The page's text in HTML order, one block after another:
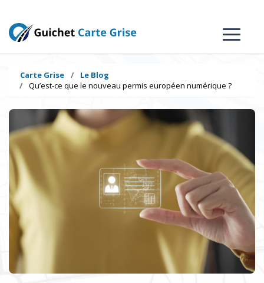
Carte Grise
Le Blog
Qu’est-ce que le nouveau permis européen numérique ?